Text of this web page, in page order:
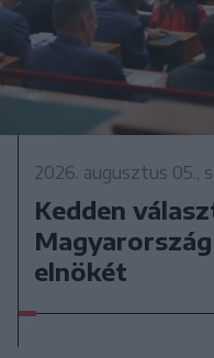
2026. augusztus 05.,
Kedden
elnökét